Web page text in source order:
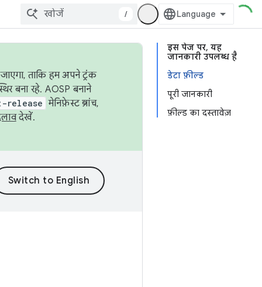
/
इस पेज पर, यह
जानकारी उपलब्ध है
डेटा फ़ील्ड
पूरी जानकारी
फ़ील्ड का दस्तावेज़
ताकि हम अपने ट्रंक
बना रहे. AOSP बनाने
release मेनिफ़ेस्ट ब्रांच,
देखें.